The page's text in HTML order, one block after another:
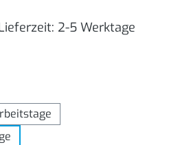
2-5 Werktage